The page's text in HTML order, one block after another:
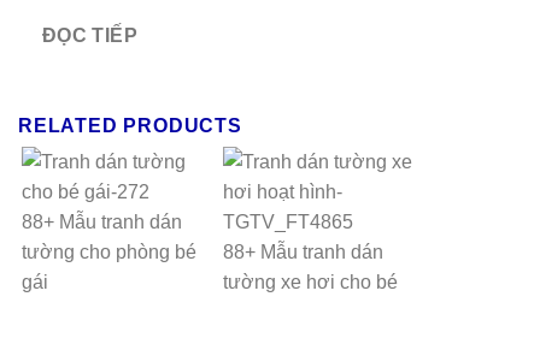
ĐỌC TIẾP
RELATED PRODUCTS
88+ Mẫu tranh dán
tường cho phòng bé
gái
88+ Mẫu tranh dán
tường xe hơi cho bé